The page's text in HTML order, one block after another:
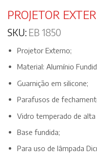
PROJETOR
SKU: EB 1850
Projetor Externo;
Material: Alumínio
Guarnição em silicone;
Parafusos de
Vidro temperado de alta
Base fundida;
Para uso de lâmpada